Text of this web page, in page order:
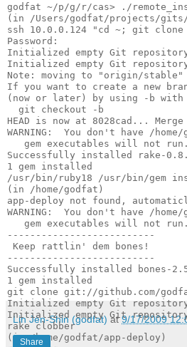
godfat ~/p/g/r/cas> ./
(in /Users/godfat/projects/gits/
ssh 10.0.0.124 "cd ~; git clone
Password:
Initialized empty Git repository
Initialized empty Git repository
Note: moving to "origin/
If you want to create a new
(now or later) by using -b with
  git checkout -b
HEAD is now at 8028cad...
WARNING:  You don't have /
   gem executables will not run.
Successfully installed rake-
1 gem installed
/usr/bin/ruby18 /usr/bin/gem
(in /home/godfat)
app-deploy not found,
WARNING:  You don't have /
   gem executables will not run.
--------------------------
Keep rattlin' dem bones!
--------------------------
Successfully installed bones-
1 gem installed
git clone git://github.com/
Initialized empty Git
Initialized empty Git
rake clobber
(in /home/godfat/app-deploy)
Lin Jen-Shin (godfat) at9/17/2009
Share